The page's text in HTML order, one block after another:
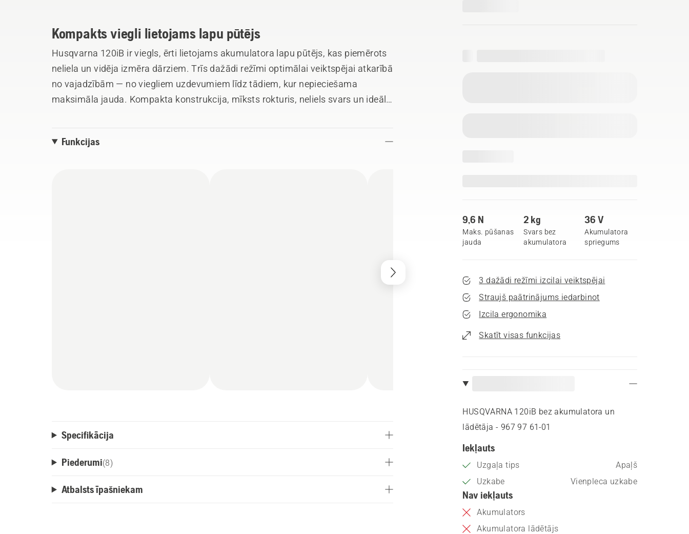
9,6 N
Maks. pūšanas
jauda
2 kg
Svars bez
akumulatora
36 V
Akumulatora
spriegums
3 dažādi režīmi izcilai veiktspējai
Straujš paātrinājums iedarbinot
Izcila ergonomika
Skatīt visas funkcijas
HUSQVARNA 120iB bez akumulatora un
lādētāja - 967 97 61‑01
Iekļauts
Uzgaļa tips
Apaļš
Uzkabe
Vienpleca uzkabe
Nav iekļauts
Akumulators
Akumulatora lādētājs
Kompakts viegli lietojams lapu pūtējs
Husqvarna 120iB ir viegls, ērti lietojams akumulatora lapu pūtējs, kas piemērots
neliela un vidēja izmēra dārziem. Trīs dažādi režīmi optimālai veiktspējai atkarībā
no vajadzībām — no viegliem uzdevumiem līdz tādiem, kur nepieciešama
maksimāla jauda. Kompakta konstrukcija, mīksts rokturis, neliels svars un ideāls
Funkcijas
Specifikācija
Piederumi(8)
Atbalsts īpašniekam